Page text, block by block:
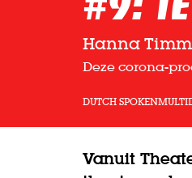
Hanna
Deze corona-
DUTCH SPOKEN
Vanuit